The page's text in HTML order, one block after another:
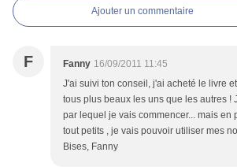
Ajouter un commentaire
F Fanny 16/09/2011 11:45
J'ai suivi ton conseil, j'ai acheté le livre
tous plus beaux les uns que les autres !
par lequel je vais commencer... mais en
tout petits , je vais pouvoir utiliser mes
Bises, Fanny